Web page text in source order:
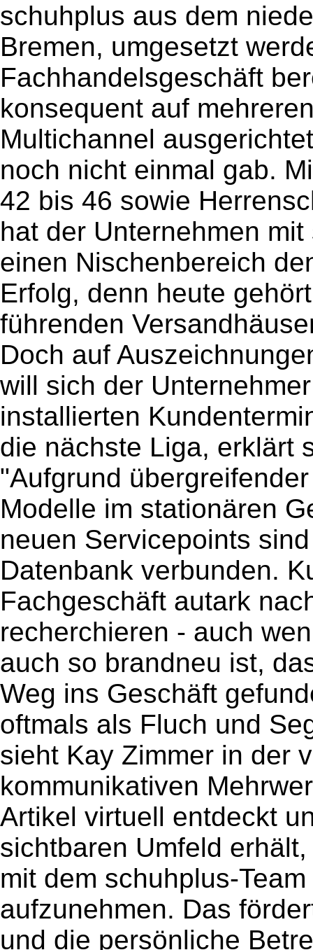
schuhplus aus dem
Bremen, umgesetzt
Fachhandelsgeschäft
konsequent auf
Multichannel
noch nicht einmal gab.
42 bis 46 sowie
hat der Unternehmen
einen Nischenbereich
Erfolg, denn heute
führenden
Doch auf
will sich der
installierten
die nächste Liga, erklärt
"Aufgrund
Modelle im stationären
neuen Servicepoints
Datenbank verbunden.
Fachgeschäft autark
recherchieren - auch
auch so brandneu ist,
Weg ins Geschäft
oftmals als Fluch und
sieht Kay Zimmer in der
kommunikativen
Artikel virtuell entdeckt
sichtbaren Umfeld
mit dem schuhplus-
aufzunehmen. Das
und die persönliche